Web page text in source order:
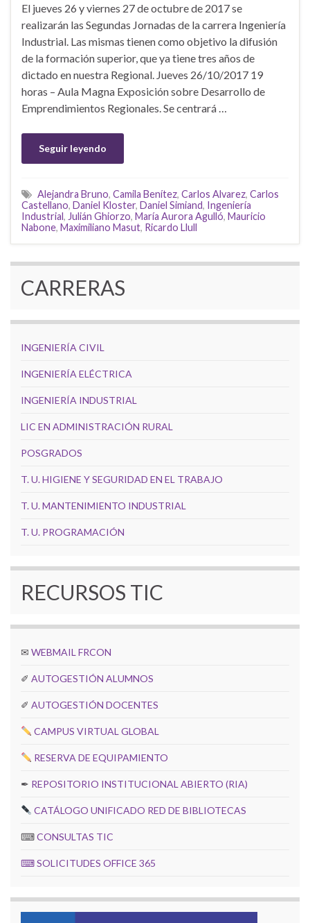
El jueves 26 y viernes 27 de octubre de 2017 se
realizarán las Segundas Jornadas de la carrera Ingeniería
Industrial. Las mismas tienen como objetivo la difusión
de la formación superior, que ya tiene tres años de
dictado en nuestra Regional. Jueves 26/10/2017 19
horas – Aula Magna Exposición sobre Desarrollo de
Emprendimientos Regionales. Se centrará …
Seguir leyendo
Alejandra Bruno, Camila Benítez, Carlos Alvarez, Carlos
Castellano, Daniel Kloster, Daniel Simiand, Ingeniería
Industrial, Julián Ghiorzo, María Aurora Agulló, Mauricio
Nabone, Maximiliano Masut, Ricardo Llull
CARRERAS
INGENIERÍA CIVIL
INGENIERÍA ELÉCTRICA
INGENIERÍA INDUSTRIAL
LIC EN ADMINISTRACIÓN RURAL
POSGRADOS
T. U. HIGIENE Y SEGURIDAD EN EL TRABAJO
T. U. MANTENIMIENTO INDUSTRIAL
T. U. PROGRAMACIÓN
RECURSOS TIC
✉ WEBMAIL FRCON
✐ AUTOGESTIÓN ALUMNOS
✐ AUTOGESTIÓN DOCENTES
CAMPUS VIRTUAL GLOBAL
RESERVA DE EQUIPAMIENTO
✒ REPOSITORIO INSTITUCIONAL ABIERTO (RIA)
CATÁLOGO UNIFICADO RED DE BIBLIOTECAS
⌨CONSULTAS TIC
⌨SOLICITUDES OFFICE 365